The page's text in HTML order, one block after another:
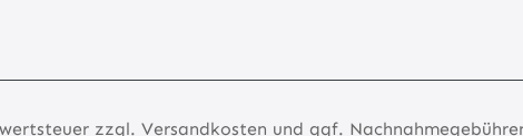
zzgl. Versandkosten und ggf.